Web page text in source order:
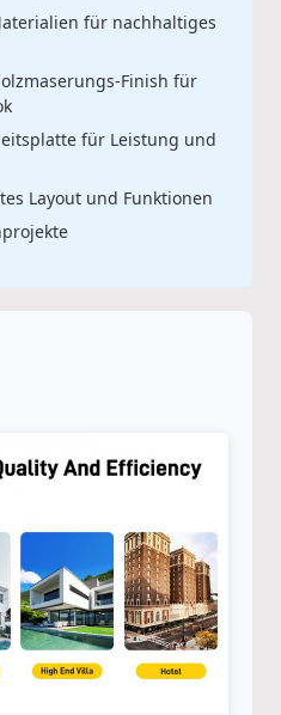
für nachhaltiges
Finish für
für Leistung und
Layout und Funktionen